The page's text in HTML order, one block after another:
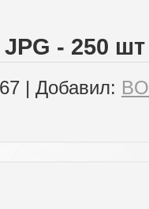
JPG - 250
| Добавил: